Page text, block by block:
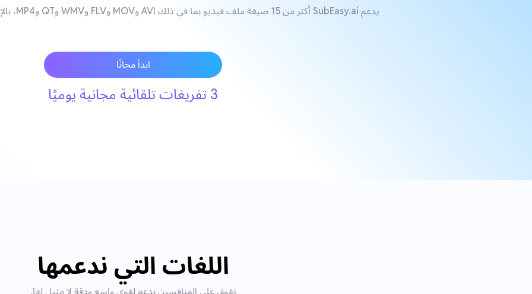
يدعم SubEasy.ai أكثر من 15 صيغة ملف فيديو بما في ذلك AVI وMOV وFLV وWMV وQT وMP4، بالإضافة إلى 100 لغة ولهجة ونبرة.
ابدأ مجانًا
3 تفريغات تلقائية مجانية يوميًا
اللغات التي ندعمها
تفوق على المنافسين بدعم لغوي واسع ودقة لا مثيل لها.